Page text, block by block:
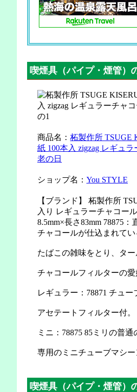
喫煙具（パイプ・煙管
商品名： 柘製作所 TSUGE
紙 100本入 zigzag レギュ
老の日
ショップ名： You STYLE
【ブランド】 柘製作所
入り レギュラーチャコー
8.5mm×長さ83mm 78875
チャコールが仕込まれてい
たばこの雑味をとり、ター
チャコールフィルターの愛
レギュラー：78871 チュ
アセテートフィルター付。
ミニ：78875 85ミリの普
専用のミニチューブマシー
喫煙具（パイプ・煙管